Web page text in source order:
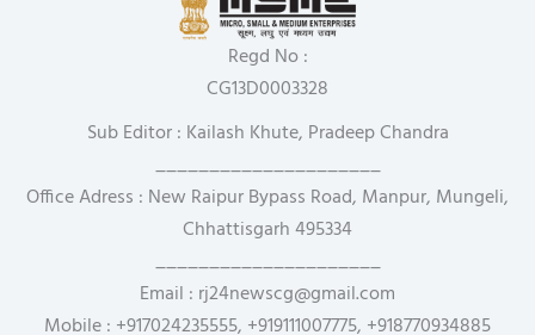
Regd No :
CG13D0003328
Sub Editor : Kailash Khute, Pradeep Chandra
_____________________
Office Adress : New Raipur Bypass Road, Manpur, Mungeli,
Chhattisgarh 495334
_____________________
Email : rj24newscg@gmail.com
Mobile : +917024235555, +919111007775, +918770934885